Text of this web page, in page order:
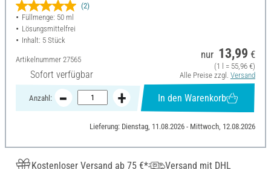
(2)
Füllmenge: 50 ml
Lösungsmittelfrei
Inhalt: 5 Stück
Artikelnummer 27565
Sofort verfügbar
nur 13,99 €
(1 l = 55,96 €)
Alle Preise zzgl. Versand
Anzahl: In den Warenkorb
Lieferung: Dienstag, 11.08.2026 - Mittwoch, 12.08.2026
Kostenloser Versand ab 75 €*
Versand mit DHL